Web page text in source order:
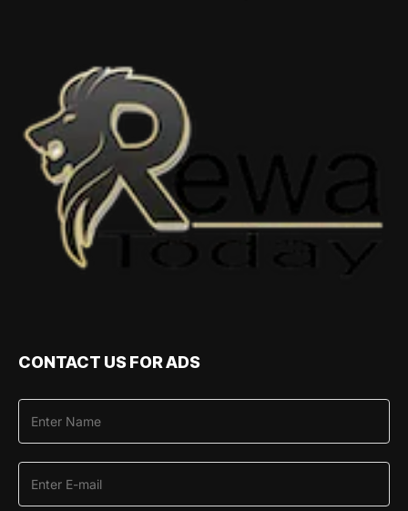
CONTACT US FOR ADS